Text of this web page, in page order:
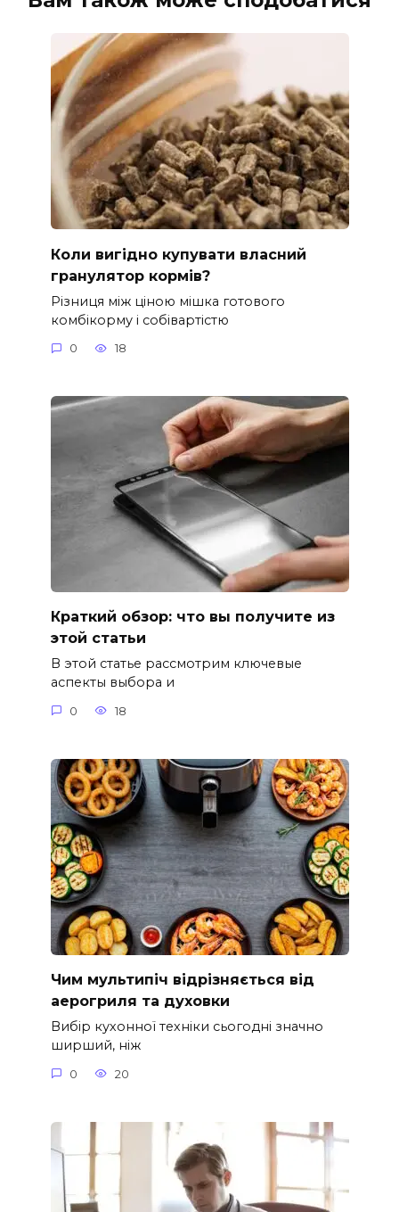
Коли вигідно купувати власний
гранулятор кормів?
Різниця між ціною мішка готового
комбікорму і собівартістю
0 18
Краткий обзор: что вы получите из
этой статьи
В этой статье рассмотрим ключевые
аспекты выбора и
0 18
Чим мультипіч відрізняється від
аерогриля та духовки
Вибір кухонної техніки сьогодні значно
ширший, ніж
0 20